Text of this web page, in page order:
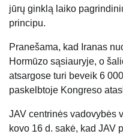
jūrų ginklą laiko
principu.
Pranešama, kad Iranas
Hormūzo sąsiauryje, o
atsargose turi beveik 6
paskelbtoje Kongreso
JAV centrinės vadovybės
kovo 16 d. sakė, kad JAV